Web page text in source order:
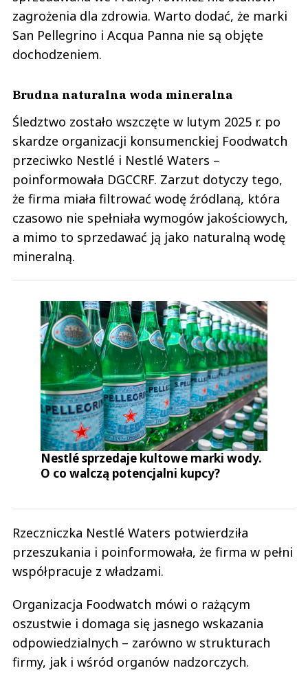
zagrożenia dla zdrowia. Warto dodać, że marki
San Pellegrino i Acqua Panna nie są objęte
dochodzeniem.
Brudna naturalna woda mineralna
Śledztwo zostało wszczęte w lutym 2025 r. po
skardze organizacji konsumenckiej Foodwatch
przeciwko Nestlé i Nestlé Waters –
poinformowała DGCCRF. Zarzut dotyczy tego,
że firma miała filtrować wodę źródlaną, która
czasowo nie spełniała wymogów jakościowych,
a mimo to sprzedawać ją jako naturalną wodę
mineralną.
Nestlé sprzedaje kultowe marki wody.
O co walczą potencjalni kupcy?
Rzeczniczka Nestlé Waters potwierdziła
przeszukania i poinformowała, że firma w pełni
współpracuje z władzami.
Organizacja Foodwatch mówi o rażącym
oszustwie i domaga się jasnego wskazania
odpowiedzialnych – zarówno w strukturach
firmy, jak i wśród organów nadzorczych.